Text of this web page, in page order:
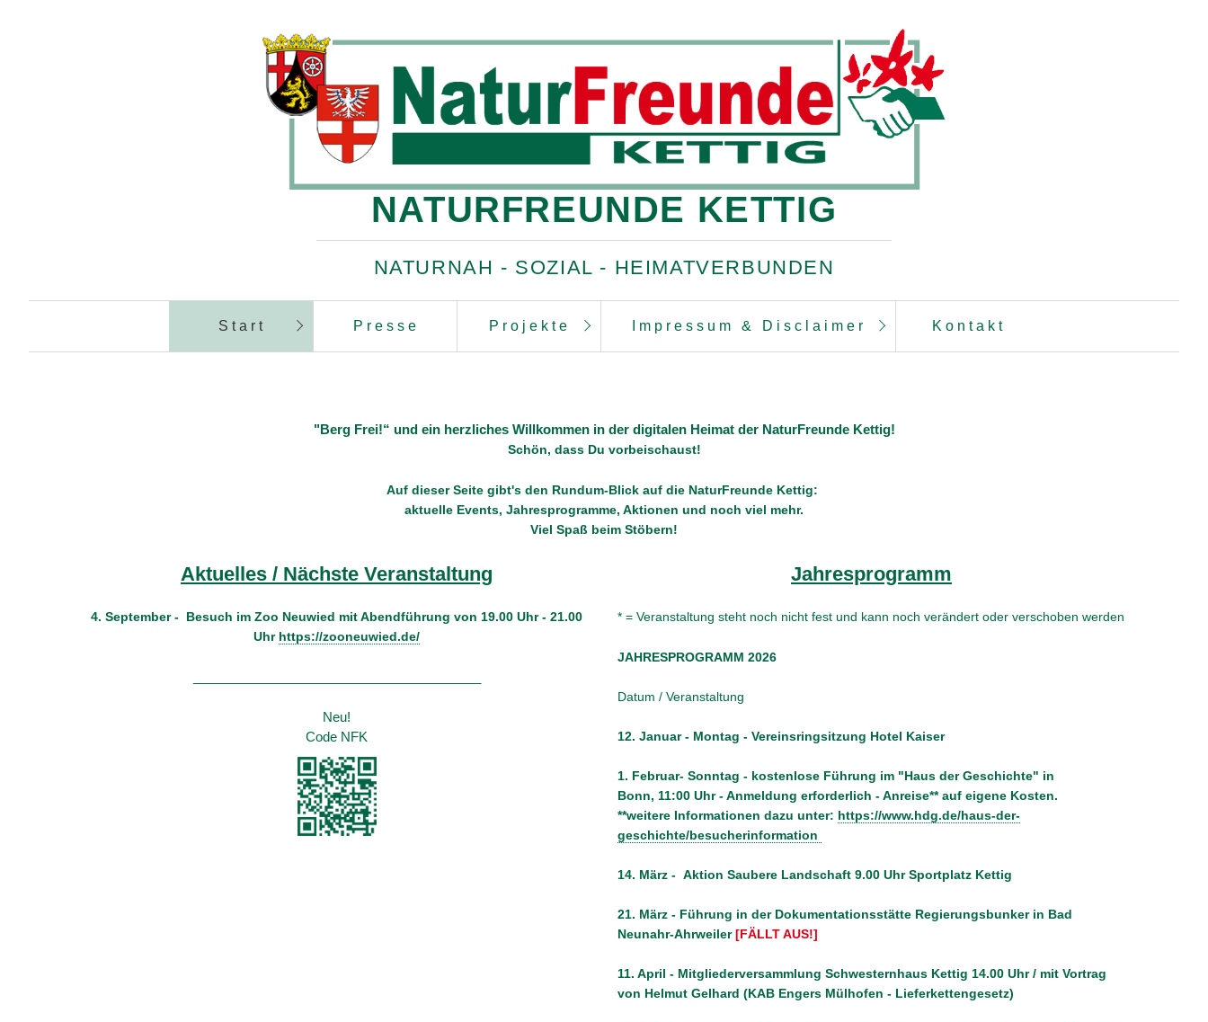
NATURFREUNDE KETTIG
NATURNAH - SOZIAL - HEIMATVERBUNDEN
Start Presse Projekte Impressum & Disclaimer Kontakt
"Berg Frei!“ und ein herzliches Willkommen in der digitalen Heimat der NaturFreunde Kettig!
Schön, dass Du vorbeischaust!
Auf dieser Seite gibt's den Rundum-Blick auf die NaturFreunde Kettig:
aktuelle Events, Jahresprogramme, Aktionen und noch viel mehr.
Viel Spaß beim Stöbern!
Aktuelles / Nächste Veranstaltung
4. September - Besuch im Zoo Neuwied mit Abendführung von 19.00 Uhr - 21.00
Uhr https://zooneuwied.de/
Neu!
Code NFK
Jahresprogramm
* = Veranstaltung steht noch nicht fest und kann noch verändert oder verschoben werden
JAHRESPROGRAMM 2026
Datum / Veranstaltung
12. Januar - Montag - Vereinsringsitzung Hotel Kaiser
1. Februar- Sonntag - kostenlose Führung im "Haus der Geschichte" in
Bonn, 11:00 Uhr - Anmeldung erforderlich - Anreise** auf eigene Kosten.
**weitere Informationen dazu unter: https://www.hdg.de/haus-der-
geschichte/besucherinformation
14. März - Aktion Saubere Landschaft 9.00 Uhr Sportplatz Kettig
21. März - Führung in der Dokumentationsstätte Regierungsbunker in Bad
Neunahr-Ahrweiler[FÄLLT AUS!]
11. April - Mitgliederversammlung Schwesternhaus Kettig 14.00 Uhr / mit Vortrag
von Helmut Gelhard (KAB Engers Mülhofen - Lieferkettengesetz)